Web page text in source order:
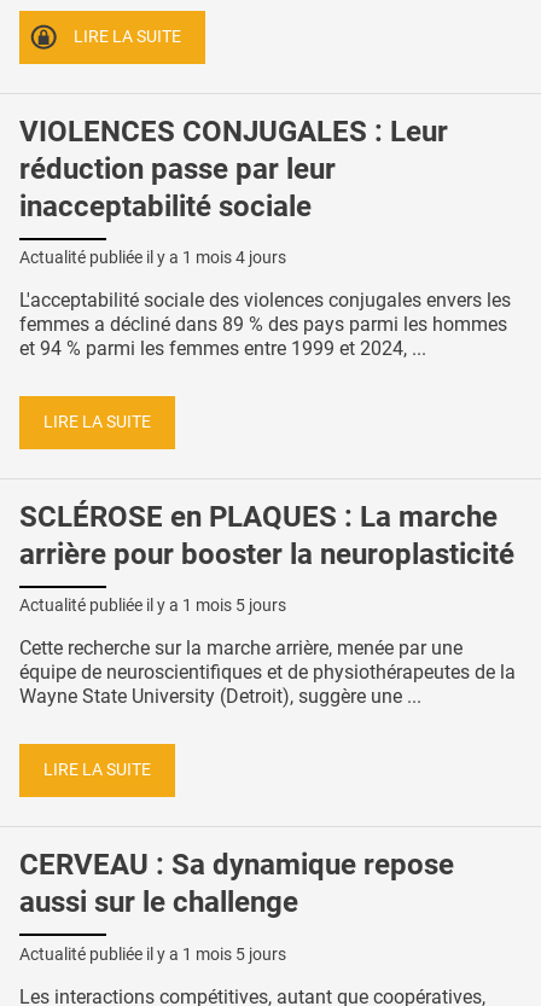
LIRE LA SUITE
VIOLENCES CONJUGALES : Leur
réduction passe par leur
inacceptabilité sociale
Actualité publiée il y a 1 mois 4 jours
L'acceptabilité sociale des violences conjugales envers les
femmes a décliné dans 89 % des pays parmi les hommes
et 94 % parmi les femmes entre 1999 et 2024, ...
LIRE LA SUITE
SCLÉROSE en PLAQUES : La marche
arrière pour booster la neuroplasticité
Actualité publiée il y a 1 mois 5 jours
Cette recherche sur la marche arrière, menée par une
équipe de neuroscientifiques et de physiothérapeutes de la
Wayne State University (Detroit), suggère une ...
LIRE LA SUITE
CERVEAU : Sa dynamique repose
aussi sur le challenge
Actualité publiée il y a 1 mois 5 jours
Les interactions compétitives, autant que coopératives,